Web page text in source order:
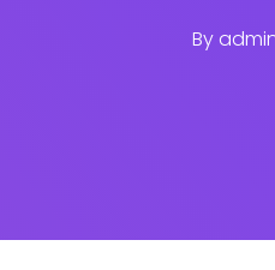
By